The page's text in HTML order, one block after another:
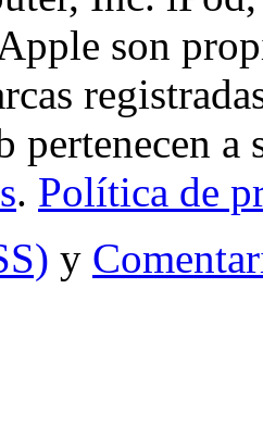
son
pertenecen
. Política de
y